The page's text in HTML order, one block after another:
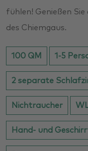
fühlen! Genießen
des Chiemgaus.
100 QM 1-5
2 separate
Nichtraucher
Hand- und